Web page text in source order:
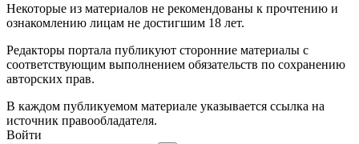
Некоторые из материалов не рекомендованы к прочтению и
ознакомлению лицам не достигшим 18 лет.
Редакторы портала публикуют сторонние материалы с
соответствующим выполнением обязательств по сохранению
авторских прав.
В каждом публикуемом материале указывается ссылка на
источник правообладателя.
Войти